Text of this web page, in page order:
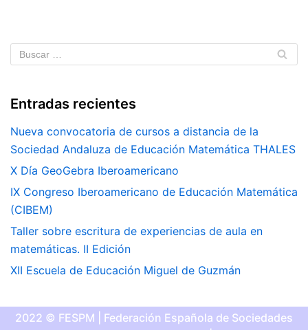
Entradas recientes
Nueva convocatoria de cursos a distancia de la
Sociedad Andaluza de Educación Matemática THALES
X Día GeoGebra Iberoamericano
IX Congreso Iberoamericano de Educación Matemática
(CIBEM)
Taller sobre escritura de experiencias de aula en
matemáticas. II Edición
XII Escuela de Educación Miguel de Guzmán
2022 © FESPM | Federación Española de Sociedades